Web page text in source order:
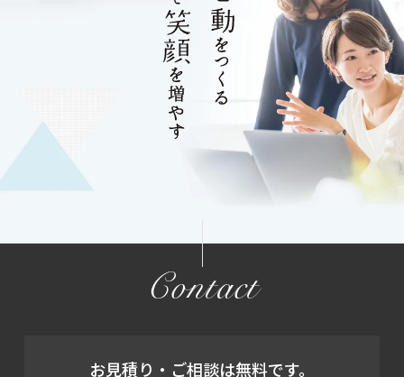
Contact
お見積り・ご相談は無料です。